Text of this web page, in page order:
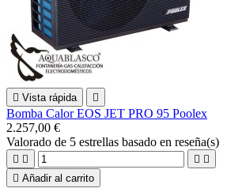
 Vista rápida 
Bomba Calor EOS JET PRO 95 Poolex
2.257,00 €
Valorado de 5 estrellas basado en reseña(s)
   
 Añadir al carrito